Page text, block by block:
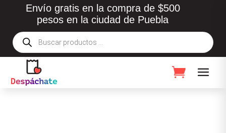
Envío gratis en la compra de $500
pesos en la ciudad de Puebla
Búsqueda
de
productos